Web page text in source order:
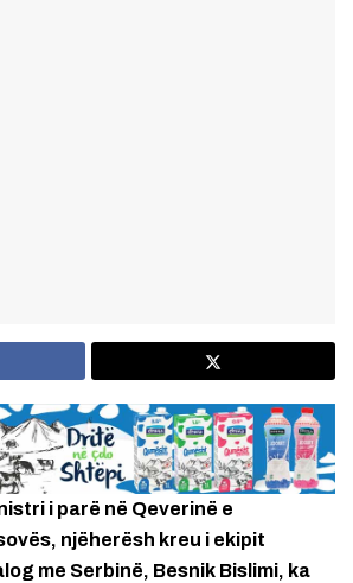
i parë në Qeverinë e
njëherësh kreu i ekipit
me Serbinë, Besnik Bislimi, ka